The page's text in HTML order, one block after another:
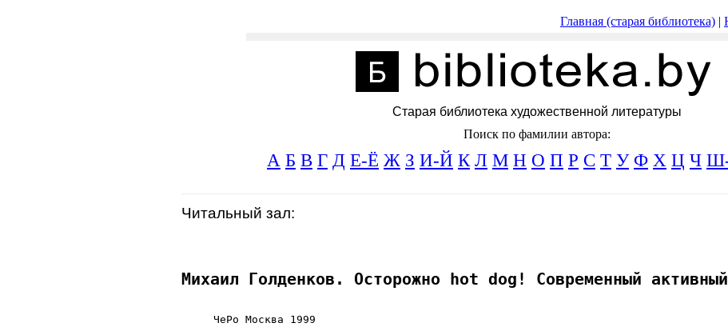
Главная (старая библиотека) |
Старая библиотека художественной литературы
Поиск по фамилии автора:
А Б В Г Д Е-Ё Ж З И-Й К Л М Н О П Р С Т У Ф Х Ц Ч
Читальный зал:
Михаил Голденков. Осторожно hot dog! Современный